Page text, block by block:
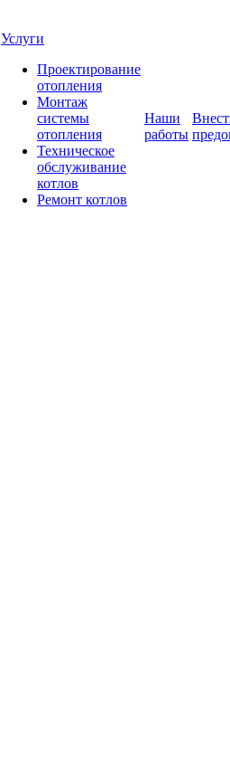
Услуги
Проектирование
отопления
Монтаж
системы
отопления
Техническое
обслуживание
котлов
Ремонт котлов
Наши
работы